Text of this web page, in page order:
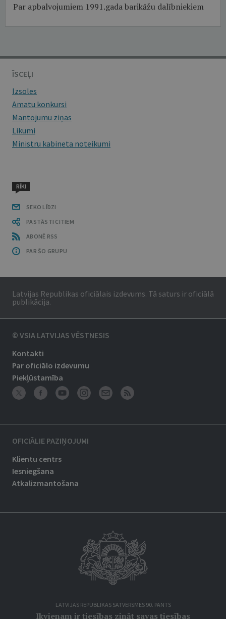
Par apbalvojumiem 1991.gada barikāžu dalībniekiem
ĪSCEĻI
Izsoles
Amatu konkursi
Mantojumu ziņas
Likumi
Ministru kabineta noteikumi
RĪKI
SEKO LĪDZI
PASTĀSTI CITIEM
ABONĒ RSS
PAR ŠO GRUPU
Latvijas Republikas oficiālais izdevums. Tā saturs ir oficiālā
publikācija.
© VSIA LATVIJAS VĒSTNESIS
Kontakti
Par oficiālo izdevumu
Piekļūstamība
OFICIĀLIE PAZIŅOJUMI
Klientu centrs
Iesniegšana
Atkalizmantošana
LATVIJAS REPUBLIKAS SATVERSMES 90. PANTS
Ikvienam ir tiesības zināt savas tiesības